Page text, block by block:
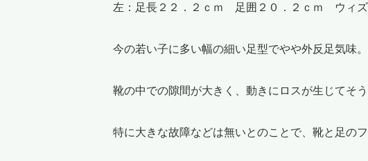
左：足長２２．２ｃｍ 足囲２０．２ｃｍ ウィズ
今の若い子に多い幅の細い足型でやや外反足気味
靴の中での隙間が大きく、動きにロスが生じてそう
特に大きな故障などは無いとのことで、靴と足の